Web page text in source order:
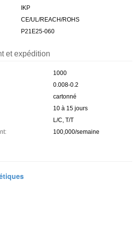
IKP
CE/UL/REACH/ROHS
P21E25-060
et expédition
1000
0.008-0.2
cartonné
10 à 15 jours
L/C, T/T
100,000/semaine